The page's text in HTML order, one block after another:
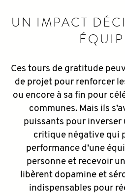
UN IMPACT
Ces tours de gratitude
de projet pour renforcer
ou encore à sa fin pour
communes. Mais ils
puissants pour inverser
critique négative qui
performance d’une
personne et recevoir
libèrent dopamine et
indispensables pour